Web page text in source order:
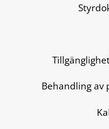
Behandling